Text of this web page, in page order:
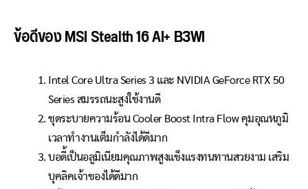
ข้อดีของ MSI Stealth 16 AI+ B3WI
Intel Core Ultra Series 3 และ NVIDIA GeForce RTX 50
Series สมรรถนะสูงใช้งานดี
ชุดระบายความร้อน Cooler Boost Intra Flow คุมอุณหภูมิ
เวลาทำงานเต็มกำลังได้ดีมาก
บอดี้เป็นอลูมิเนียมคุณภาพสูงแข็งแรงทนทานสวยงาม เสริม
บุคลิคเจ้าของได้ดีมาก